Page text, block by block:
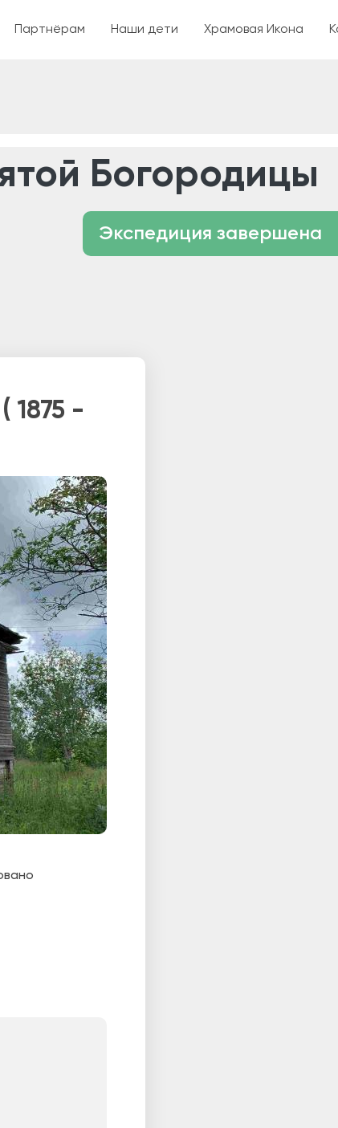
Партнёрам Наши дети Храмовая Икона
Богородицы
Экспедиция завершена
1875 -